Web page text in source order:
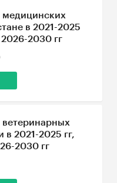
медицинских
в 2021-2025
2026-2030 гг
в 2021-2025 гг,
2030 гг